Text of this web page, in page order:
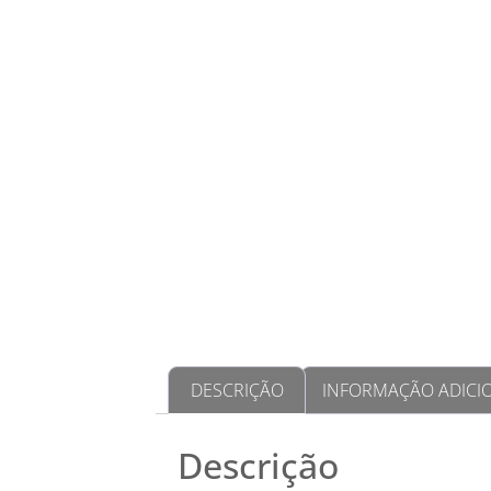
DESCRIÇÃO INFORMAÇÃO
Descrição